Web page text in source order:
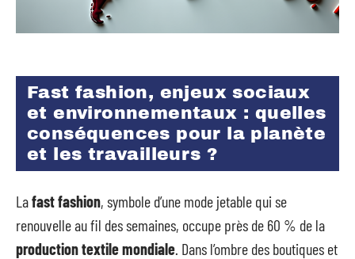
Fast fashion, enjeux sociaux
et environnementaux : quelles
conséquences pour la planète
et les travailleurs ?
Lafast fashion, symbole d’une mode jetable qui se
renouvelle au fil des semaines, occupe près de 60 % de la
production textile mondiale . Dans l’ombre des boutiques et